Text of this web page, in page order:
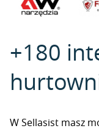
+180
W Sellasist masz